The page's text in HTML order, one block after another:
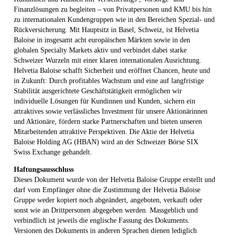
Finanzlösungen zu begleiten – von Privatpersonen und KMU bis hin
zu internationalen Kundengruppen wie in den Bereichen Spezial- und
Rückversicherung. Mit Hauptsitz in Basel, Schweiz, ist Helvetia
Baloise in insgesamt acht europäischen Märkten sowie in den
globalen Specialty Markets aktiv und verbindet dabei starke
Schweizer Wurzeln mit einer klaren internationalen Ausrichtung.
Helvetia Baloise schafft Sicherheit und eröffnet Chancen, heute und
in Zukunft: Durch profitables Wachstum und eine auf langfristige
Stabilität ausgerichtete Geschäftstätigkeit ermöglichen wir
individuelle Lösungen für Kundinnen und Kunden, sichern ein
attraktives sowie verlässliches Investment für unsere Aktionärinnen
und Aktionäre, fördern starke Partnerschaften und bieten unseren
Mitarbeitenden attraktive Perspektiven. Die Aktie der Helvetia
Baloise Holding AG (HBAN) wird an der Schweizer Börse SIX
Swiss Exchange gehandelt.
Haftungsausschluss
Dieses Dokument wurde von der Helvetia Baloise Gruppe erstellt und
darf vom Empfänger ohne die Zustimmung der Helvetia Baloise
Gruppe weder kopiert noch abgeändert, angeboten, verkauft oder
sonst wie an Drittpersonen abgegeben werden. Massgeblich und
verbindlich ist jeweils die englische Fassung des Dokuments.
Versionen des Dokuments in anderen Sprachen dienen lediglich